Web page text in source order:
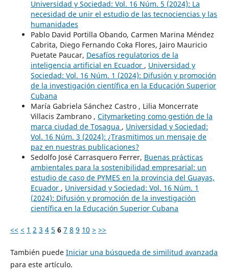
Universidad y Sociedad: Vol. 16 Núm. 5 (2024): La
necesidad de unir el estudio de las tecnociencias y las
humanidades
Pablo David Portilla Obando, Carmen Marina Méndez
Cabrita, Diego Fernando Coka Flores, Jairo Mauricio
Puetate Paucar, Desafíos regulatorios de la
inteligencia artificial en Ecuador , Universidad y
Sociedad: Vol. 16 Núm. 1 (2024): Difusión y promoción
de la investigación científica en la Educación Superior
Cubana
María Gabriela Sánchez Castro , Lilia Moncerrate
Villacis Zambrano , Citymarketing como gestión de la
marca ciudad de Tosagua , Universidad y Sociedad:
Vol. 16 Núm. 3 (2024): ¿Trasmitimos un mensaje de
paz en nuestras publicaciones?
Sedolfo José Carrasquero Ferrer, Buenas prácticas
ambientales para la sostenibilidad empresarial: un
estudio de caso de PYMES en la provincia del Guayas,
Ecuador , Universidad y Sociedad: Vol. 16 Núm. 1
(2024): Difusión y promoción de la investigación
científica en la Educación Superior Cubana
<< < 1 2 3 4 5 6 7 8 9 10 > >>
También puede Iniciar una búsqueda de similitud avanzada
para este artículo.